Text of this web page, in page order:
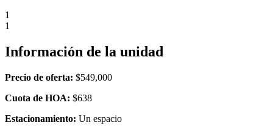
1
1
Información de la unidad
Precio de oferta: $549,000
Cuota de HOA: $638
Estacionamiento: Un espacio